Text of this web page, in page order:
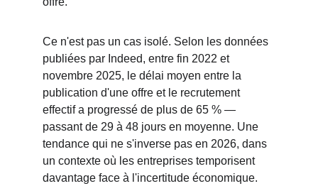
Ce n'est pas un cas isolé. Selon les données
publiées par Indeed, entre fin 2022 et
novembre 2025, le délai moyen entre la
publication d'une offre et le recrutement
effectif a progressé de plus de 65 % —
passant de 29 à 48 jours en moyenne. Une
tendance qui ne s'inverse pas en 2026, dans
un contexte où les entreprises temporisent
davantage face à l'incertitude économique.